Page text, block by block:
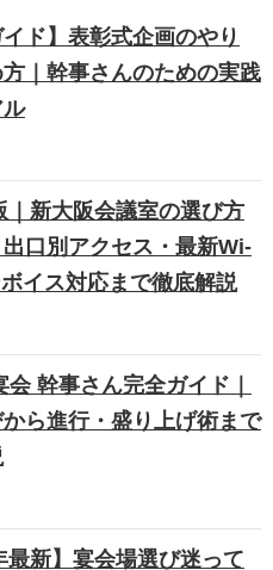
イド】表彰式企画のやり
｜幹事さんのための実践
｜新大阪会議室の選び方
口別アクセス・最新Wi-
イス対応まで徹底解説
会 幹事さん完全ガイド｜
ら進行・盛り上げ術まで
最新】宴会場選び迷って